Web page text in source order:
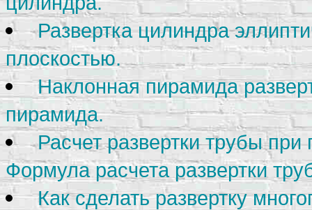
Развертка цилиндра
плоскостью.
Наклонная пирамида
пирамида.
Расчет развертки трубы при
Формула расчета развертки
Как сделать развертку